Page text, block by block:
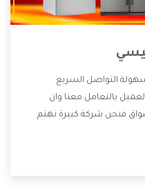
التواصل السريع
بالتعامل معنا وان
فنحن شركة كبيرة نهتم
التى تكون من أهم